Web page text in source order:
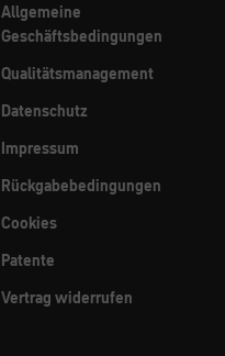
Allgemeine
Geschäftsbedingungen
Qualitätsmanagement
Datenschutz
Impressum
Rückgabebedingungen
Cookies
Patente
Vertrag widerrufen